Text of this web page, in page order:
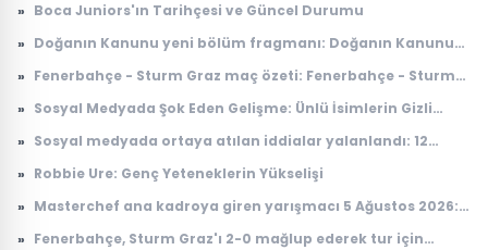
» Boca Juniors'ın Tarihçesi ve Güncel Durumu
» Doğanın Kanunu yeni bölüm fragmanı: Doğanın Kanunu
yayınlanacak?
» Fenerbahçe - Sturm Graz maç özeti: Fenerbahçe - Sturm
» Sosyal Medyada Şok Eden Gelişme: Ünlü İsimlerin Gizli
» Sosyal medyada ortaya atılan iddialar yalanlandı: 12
» Robbie Ure: Genç Yeteneklerin Yükselişi
» Masterchef ana kadroya giren yarışmacı 5 Ağustos 2026:
» Fenerbahçe, Sturm Graz'ı 2-0 mağlup ederek tur için